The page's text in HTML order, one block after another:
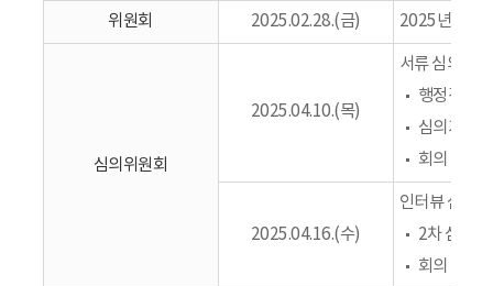
위원회 2025.02.28.(금) 2025년 지역
심의위원회
2025.04.10.(목)
서류 심의(1
행정검토
심의기준
회의 당일
2025.04.16.(수)
인터뷰 심의
2차 심의
회의 당일